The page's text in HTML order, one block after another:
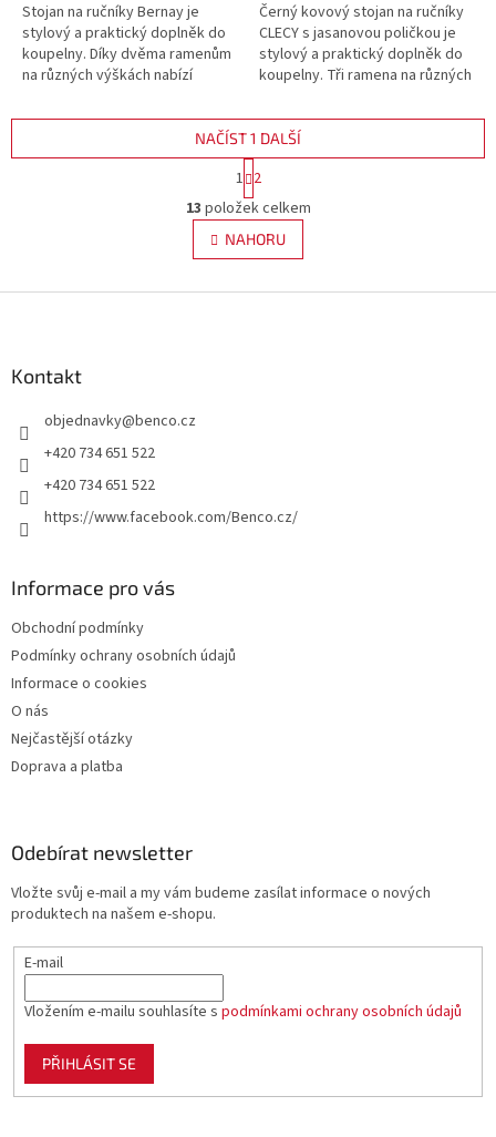
Stojan na ručníky Bernay je
stylový a praktický doplněk do
koupelny. Díky dvěma ramenům
na různých výškách nabízí
další úložný prostor. Stabilní...
Černý kovový stojan na ručníky
CLECY s jasanovou poličkou je
stylový a praktický doplněk do
koupelny. Tři ramena na různých
prostoru pro zavěšení...
O
v
l
á
p
NAČÍST 1 DALŠÍ
t
r
á
n
k
v
1 2
13 položek celkem
NAHORU
Kontakt
objednavky@benco.cz
+420 734 651 522
+420 734 651 522
https://www.facebook.com/Benco.cz/
Informace pro vás
Obchodní podmínky
Podmínky ochrany osobních údajů
Informace o cookies
O nás
Nejčastější otázky
Doprava a platba
Odebírat newsletter
Vložte svůj e-mail a my vám budeme zasílat informace o nových
produktech na našem e-shopu.
E-mail
Vložením e-mailu souhlasíte s podmínkami ochrany osobních údajů
PŘIHLÁSIT SE